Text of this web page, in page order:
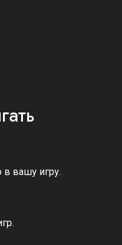
в вашу игру.